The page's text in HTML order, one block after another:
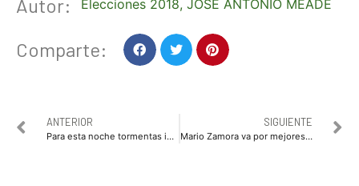
Autor: Elecciones 2018, JOSÉ ANTONIO MEADE
Comparte:
ANTERIOR
Para esta noche tormentas intensas en Sinaloa, Durango, Nayarit, Jalisco y Colima
SIGUIENTE
Mario Zamora va por mejores condiciones para trabajadores del Sector Turístico